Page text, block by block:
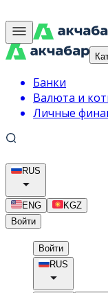
Банки
Валюта и
Личные
RUS
ENG
KGZ
Войти
Войти
RUS